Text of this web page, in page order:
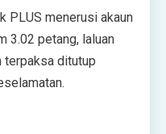
PLUS menerusi akaun
3.02 petang, laluan
terpaksa ditutup